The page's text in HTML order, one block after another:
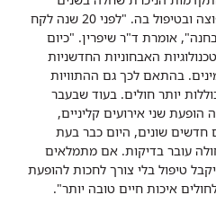
האחרונות באבחון הטרשת הנפוצה ובטיפול בה. "לפני 20 שנה לקח
אומרת ד"ר שיפרין. "כיום
האבחוניות החדשניות
בהתאם לכך גם ההתוויות
יותר חולים. בעוד שבעבר
שני אירועים קליניים,
חדשים שונים, היום כבר בעת
עובר בדיקות. אם מתמלאים
טיפול בלי צורך לחכות להופעת
איכות חיים טובה יותר".